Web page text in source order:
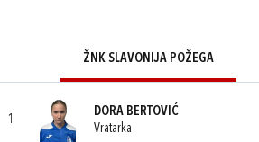
ŽNK SLAVONIJA POŽEGA
1
DORA BERTOVIĆ
Vratarka